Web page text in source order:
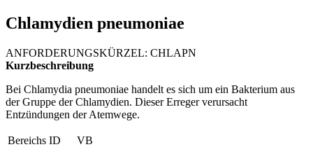
Chlamydien pneumoniae
ANFORDERUNGSKÜRZEL: CHLAPN
Kurzbeschreibung
Bei Chlamydia pneumoniae handelt es sich um ein Bakterium aus
der Gruppe der Chlamydien. Dieser Erreger verursacht
Entzündungen der Atemwege.
Bereichs ID
VB